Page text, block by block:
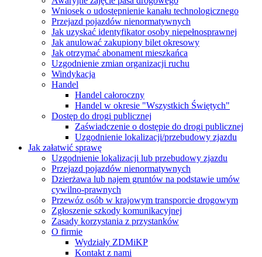
Wniosek o udostępnienie kanału technologicznego
Przejazd pojazdów nienormatywnych
Jak uzyskać identyfikator osoby niepełnosprawnej
Jak anulować zakupiony bilet okresowy
Jak otrzymać abonament mieszkańca
Uzgodnienie zmian organizacji ruchu
Windykacja
Handel
Handel całoroczny
Handel w okresie "Wszystkich Świętych"
Dostęp do drogi publicznej
Zaświadczenie o dostępie do drogi publicznej
Uzgodnienie lokalizacji/przebudowy zjazdu
Jak załatwić sprawę
Uzgodnienie lokalizacji lub przebudowy zjazdu
Przejazd pojazdów nienormatywnych
Dzierżawa lub najem gruntów na podstawie umów
cywilno-prawnych
Przewóz osób w krajowym transporcie drogowym
Zgłoszenie szkody komunikacyjnej
Zasady korzystania z przystanków
O firmie
Wydziały ZDMiKP
Kontakt z nami